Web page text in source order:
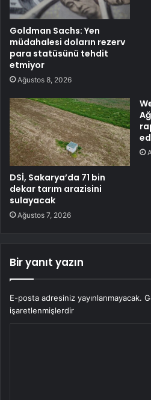
Goldman Sachs: Yen
müdahalesi doların rezerv
para statüsünü tehdit
etmiyor
Ağustos 8, 2026
DSİ, Sakarya’da 71 bin
dekar tarım arazisini
sulayacak
Ağustos 7, 2026
Bir yanıt yazın
E-posta adresiniz yayınlanmayacak.
işaretlenmişlerdir